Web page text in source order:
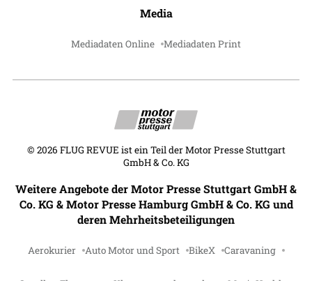
Media
Mediadaten Online Mediadaten Print
© 2026 FLUG REVUE ist ein Teil der Motor Presse Stuttgart
GmbH & Co. KG
Weitere Angebote der Motor Presse Stuttgart GmbH &
Co. KG & Motor Presse Hamburg GmbH & Co. KG und
deren Mehrheitsbeteiligungen
Aerokurier Auto Motor und Sport BikeX Caravaning